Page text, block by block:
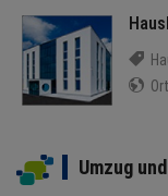
Umzug